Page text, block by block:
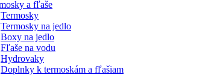
Termosky
Termosky na jedlo
Boxy na jedlo
Fľaše na vodu
Hydrovaky
Doplnky k termoskám a fľašiam